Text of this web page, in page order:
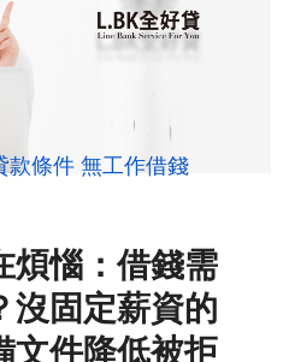
款條件 無工作借錢
煩惱：借錢需
沒固定薪資的
文件降低被拒